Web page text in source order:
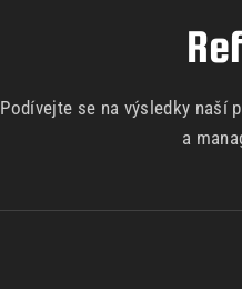
Podívejte se na výsledky naší
a